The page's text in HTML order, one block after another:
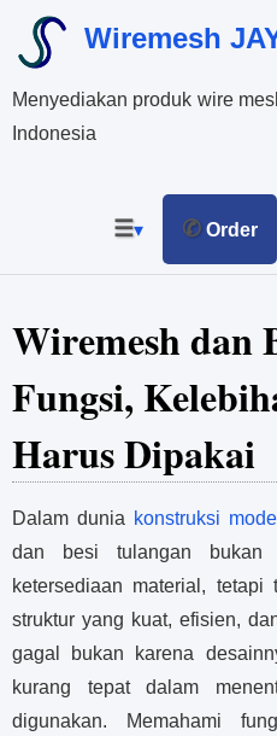
Wiremesh
Menyediakan produk wire
Indonesia
☰▾ ✆ Order
Wiremesh dan
Fungsi,
Harus Dipakai
Dalam dunia konstruksi
dan besi tulangan
ketersediaan material, tetapi
struktur yang kuat, efisien,
gagal bukan karena
kurang tepat dalam
digunakan. Memahami